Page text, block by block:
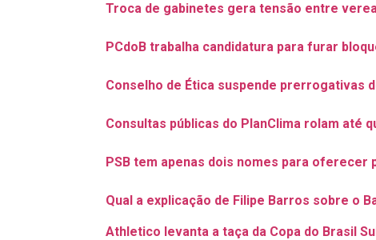
Troca de gabinetes gera tensão entre
PCdoB trabalha candidatura para furar
Conselho de Ética suspende prerrogativas
Consultas públicas do PlanClima rolam até
PSB tem apenas dois nomes para oferecer
Qual a explicação de Filipe Barros sobre o
Athletico levanta a taça da Copa do Brasil